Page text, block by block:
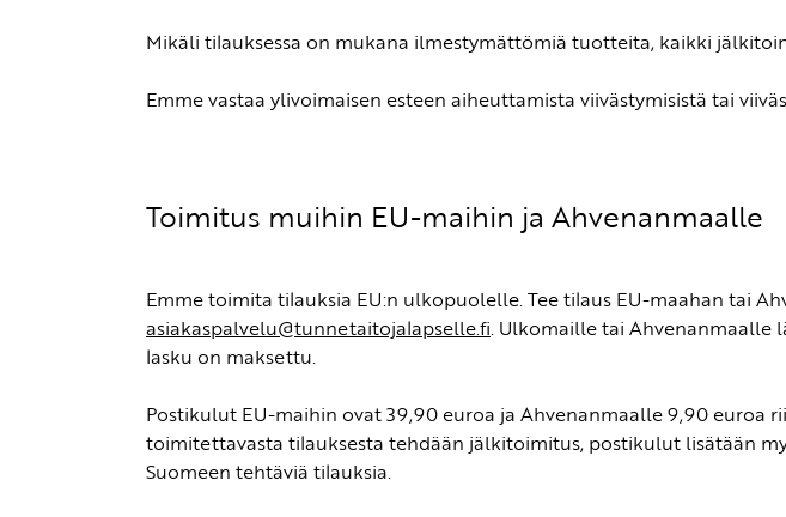
Mikäli tilauksessa on mukana ilmestymättömiä tuotteita, kaikki
Emme vastaa ylivoimaisen esteen aiheuttamista viivästymisistä tai
Toimitus muihin EU-maihin ja Ahvenanmaalle
Emme toimita tilauksia EU:n ulkopuolelle. Tee tilaus EU-maahan tai
asiakaspalvelu@tunnetaitojalapselle.fi. Ulkomaille tai Ahvenanmaalle
lasku on maksettu.
Postikulut EU-maihin ovat 39,90 euroa ja Ahvenanmaalle 9,90
toimitettavasta tilauksesta tehdään jälkitoimitus, postikulut lisätään
Suomeen tehtäviä tilauksia.